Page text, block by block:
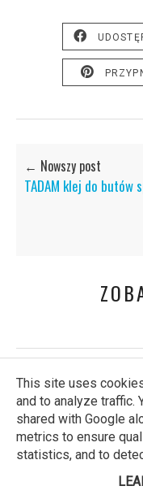
← Nowszy post
TADAM klej do butów
15 komentarzy:
20 maja 2019 22:18
Też
This site uses
and to analyze traffic.
shared with Google
metrics to ensure
statistics, and to